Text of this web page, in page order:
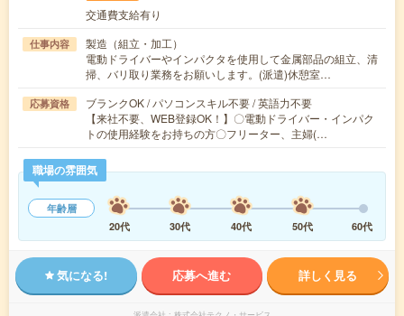
交通費支給有り
仕事内容
製造（組立・加工）
電動ドライバーやインパクタを使用して金属部品の組立、清
掃、バリ取り業務をお願いします。(派遣)休憩室…
応募資格
ブランクOK / パソコンスキル不要 / 英語力不要
【来社不要、WEB登録OK！】〇電動ドライバー・インパク
トの使用経験をお持ちの方〇フリーター、主婦(…
職場の雰囲気
年齢層
20代
30代 40代 50代 60代
気になる! 応募へ進む 詳しく見る